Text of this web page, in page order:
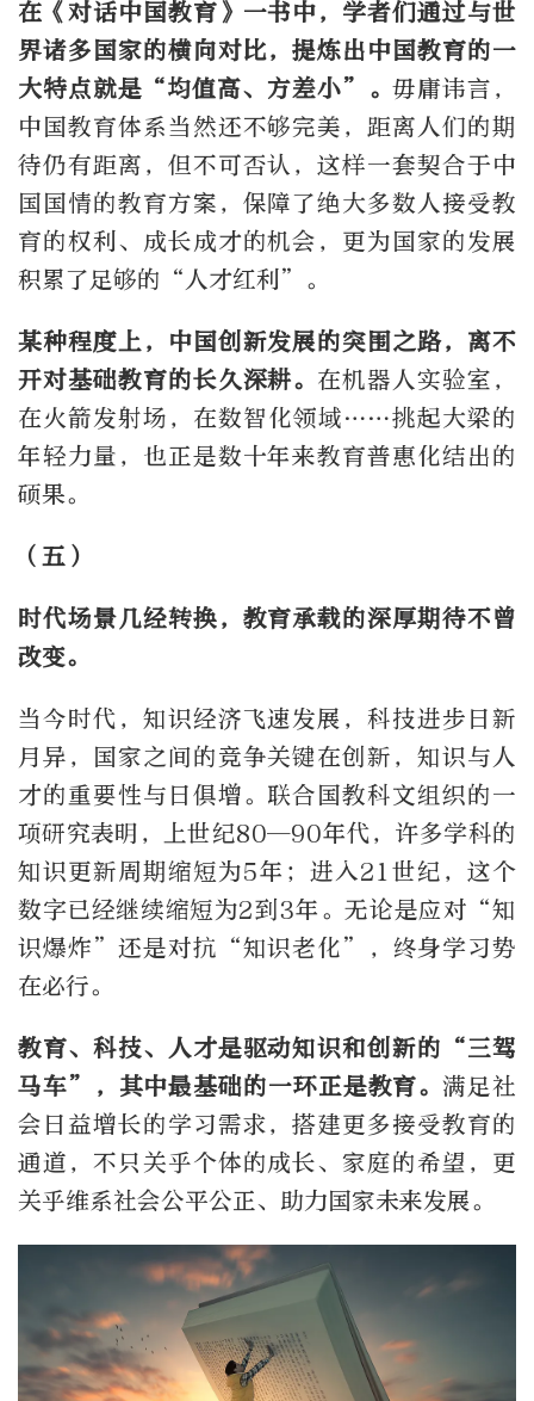
在《对话中国教育》一书中，学者们通过与世
界诸多国家的横向对比，提炼出中国教育的一
大特点就是“均值高、方差小”。毋庸讳言，
中国教育体系当然还不够完美，距离人们的期
待仍有距离，但不可否认，这样一套契合于中
国国情的教育方案，保障了绝大多数人接受教
育的权利、成长成才的机会，更为国家的发展
积累了足够的“人才红利”。
某种程度上，中国创新发展的突围之路，离不
开对基础教育的长久深耕。 在机器人实验室，
在火箭发射场，在数智化领域……挑起大梁的
年轻力量，也正是数十年来教育普惠化结出的
硕果。
（五）
时代场景几经转换，教育承载的深厚期待不曾
改变。
当今时代，知识经济飞速发展，科技进步日新
月异，国家之间的竞争关键在创新，知识与人
才的重要性与日俱增。联合国教科文组织的一
项研究表明，上世纪80—90年代，许多学科的
知识更新周期缩短为5年；进入21世纪，这个
数字已经继续缩短为2到3年。无论是应对“知
识爆炸”还是对抗“知识老化”，终身学习势
在必行。
教育、科技、人才是驱动知识和创新的“三驾
马车”，其中最基础的一环正是教育。满足社
会日益增长的学习需求，搭建更多接受教育的
通道，不只关乎个体的成长、家庭的希望，更
关乎维系社会公平公正、助力国家未来发展。